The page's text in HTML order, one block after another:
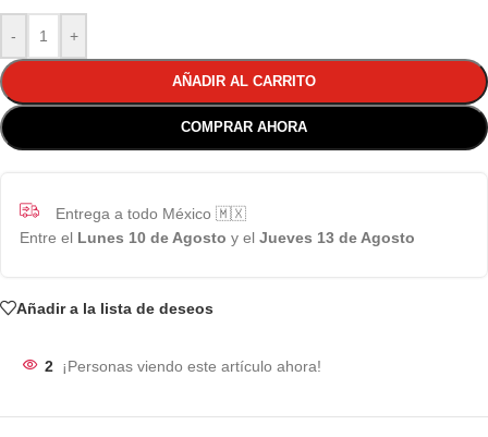
- +
AÑADIR AL CARRITO
COMPRAR AHORA
Entrega a todo México 🇲🇽
Entre el Lunes 10 de Agosto y el Jueves 13 de Agosto
Añadir a la lista de deseos
2 ¡Personas viendo este artículo ahora!